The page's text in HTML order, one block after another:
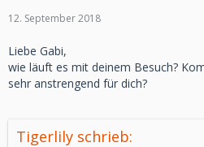
12. September 2018
Liebe Gabi,
wie läuft es mit deinem Besuch?
sehr anstrengend für dich?
Tigerlily schrieb: